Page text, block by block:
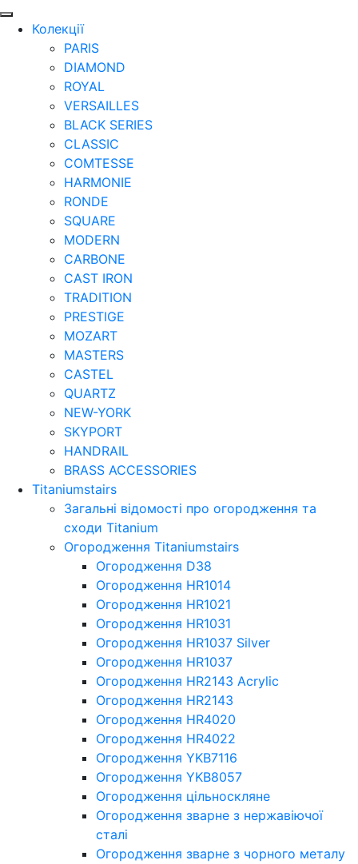
Колекції
PARIS
DIAMOND
ROYAL
VERSAILLES
BLACK SERIES
CLASSIC
COMTESSE
HARMONIE
RONDE
SQUARE
MODERN
CARBONE
CAST IRON
TRADITION
PRESTIGE
MOZART
MASTERS
CASTEL
QUARTZ
NEW-YORK
SKYPORT
HANDRAIL
BRASS ACCESSORIES
Titaniumstairs
Загальні відомості про огородження та
сходи Titanium
Огородження Titaniumstairs
Огородження D38
Огородження HR1014
Огородження HR1021
Огородження HR1031
Огородження HR1037 Silver
Огородження HR1037
Огородження HR2143 Acrylic
Огородження HR2143
Огородження HR4020
Огородження HR4022
Огородження YKB7116
Огородження YKB8057
Огородження цільноскляне
Огородження зварне з нержавіючої
сталі
Огородження зварне з чорного металу